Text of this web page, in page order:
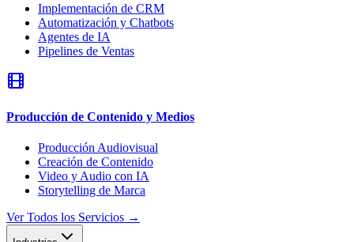
Implementación de CRM
Automatización y Chatbots
Agentes de IA
Pipelines de Ventas
Producción de Contenido y Medios
Producción Audiovisual
Creación de Contenido
Video y Audio con IA
Storytelling de Marca
Ver Todos los Servicios →